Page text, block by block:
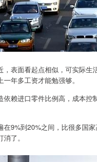
，表面看起点相似，可实际
年多工资才能勉强够。
依赖进口零件比例高，成本
在9%到20%之间，比很多国
了。